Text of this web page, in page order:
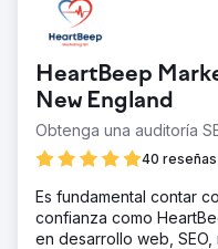
HeartBeep
New England
Obtenga una auditoría
40 reseñas
Es fundamental contar
confianza como
en desarrollo web,